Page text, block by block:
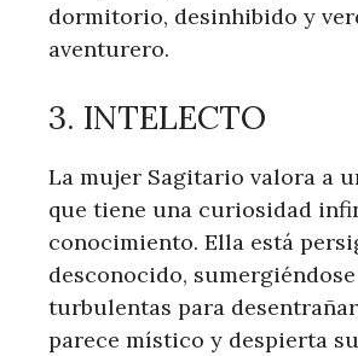
dormitorio, desinhibido y
aventurero.
3. INTELECTO
La mujer Sagitario valora a
que tiene una curiosidad
conocimiento. Ella está
desconocido,
turbulentas para
parece místico y despierta